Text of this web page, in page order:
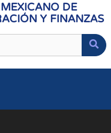
DE
Y FINANZAS